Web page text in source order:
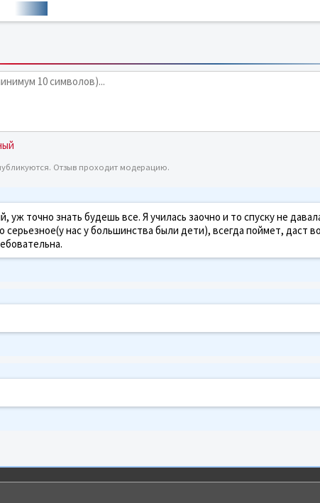
Отзыв проходит модерацию.
уж точно знать будешь все. Я училась заочно и то спуску не
нас у большинства были дети), всегда поймет, даст